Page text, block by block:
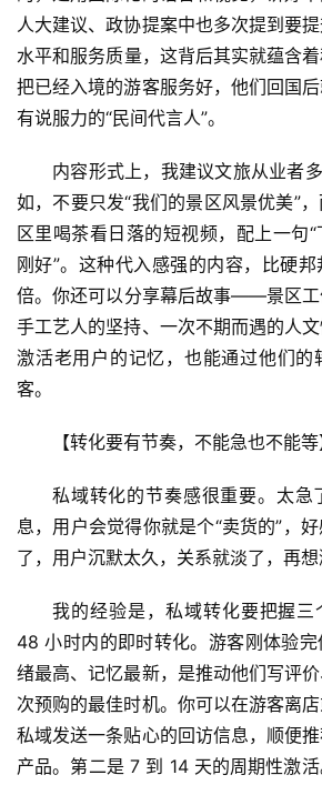
页
景
区
文
旅
融
合
乡
村
慧
旅
A
R
+
文
旅
登录 注册
人大建议、政协提案中也多次提到要
水平和服务质量，这背后其实就蕴含
把已经入境的游客服务好，他们回国
有说服力的“民间代言人”。
内容形式上，我建议文旅从业者
如，不要只发“我们的景区风景优美”
区里喝茶看日落的短视频，配上一句
刚好”。这种代入感强的内容，比硬
倍。你还可以分享幕后故事——景区工
手工艺人的坚持、一次不期而遇的人
激活老用户的记忆，也能通过他们的
客。
【转化要有节奏，不能急也不能等
私域转化的节奏感很重要。太急
息，用户会觉得你就是个“卖货的”，
了，用户沉默太久，关系就淡了，再想
我的经验是，私域转化要把握三
48 小时内的即时转化。游客刚体验
绪最高、记忆最新，是推动他们写评
次预购的最佳时机。你可以在游客离
私域发送一条贴心的回访信息，顺便
产品。第二是 7 到 14 天的周期性激